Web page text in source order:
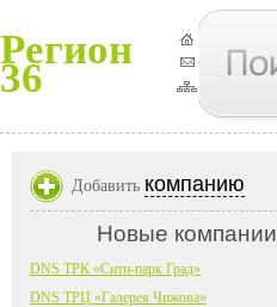
Регион
36
Добавить компанию
Новые компании
DNS ТРК «Сити-парк Град»
DNS ТРЦ «Галерея Чижова»